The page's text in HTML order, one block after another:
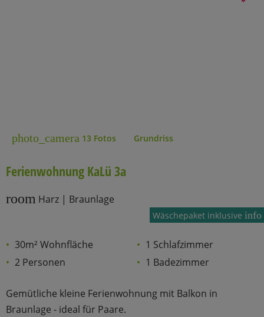
photo_camera 13 Fotos Grundriss
Ferienwohnung KaLü 3a
room Harz | Braunlage
Wäschepaket inklusiveinfo
30m² Wohnfläche
2 Personen
1 Schlafzimmer
1 Badezimmer
Gemütliche kleine Ferienwohnung mit Balkon in
Braunlage - ideal für Paare.